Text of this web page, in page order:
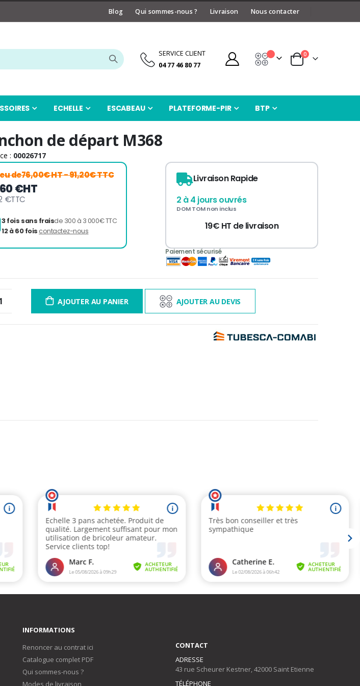
Blog Qui sommes-nous ? Livraison Nous contacter
SERVICE CLIENT
04 77 46 80 77
Panier
0articles
Devis
ECHELLE ESCABEAU PLATEFORME-PIR BTP
de départ M368
: 00026717
de76,00€ HT- 91,20€ TTC
€HT
€TTC
3 fois sans fraisde 300 à 3 000€ TTC
Livraison Rapide
2 à 4 jours ouvrés
DOM TOM non inclus
19€ HT de livraison
AJOUTER AU PANIER AJOUTER AU DEVIS
INFORMATIONS
Renoncer au contrat ici
Catalogue complet PDF
Qui sommes-nous ?
Modes de livraison
CONTACT
ADRESSE
43 rue Scheurer Kestner, 42000 Saint Etienne
TÉLÉPHONE